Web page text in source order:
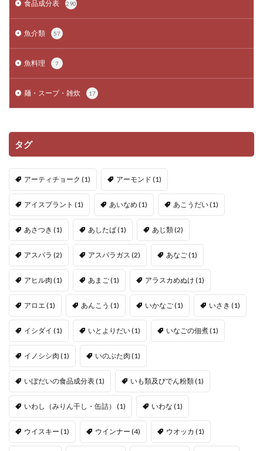
食品成分表 290
魚介類 57
魚料理 7
麺・スープ・雑炊 17
タグ
アーティチョーク (1) アーモンド (1)
アイスプラント (1) あいなめ (1) あこうだい(1)
あさつき (1) あしたば(1) あじ類(2)
アスパラ (2) アスパラガス (2) あなご(1)
アヒル肉 (1) あまご(1) アラスカめぬけ (1)
アロエ (1) あんこう (1) いかなご(1) いさき (1)
イシダイ (1) いとよりだい(1) いなごの佃煮(1)
イノシシ肉 (1) いのぶた肉 (1)
いぼだいの食品成分表(1) いも類及びでん粉類(1)
いわし（みりん干し・缶詰） (1) いわな (1)
ウイスキー (1) ウインナー (4) ウオッカ (1)